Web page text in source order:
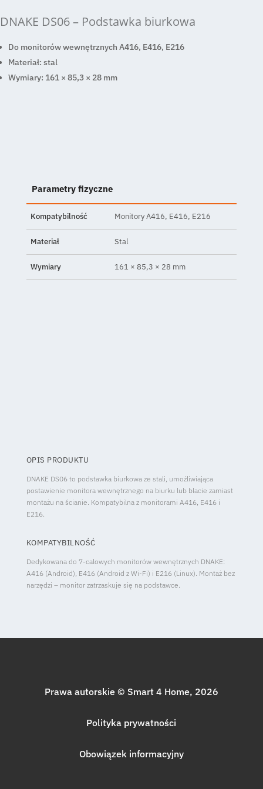
DNAKE DS06– Podstawka biurkowa
Do monitorów wewnętrznych A416, E416, E216
Materiał: stal
Wymiary: 161 × 85,3 × 28 mm
Parametry fizyczne
Kompatybilność Monitory A416, E416, E216
Materiał Stal
Wymiary 161 × 85,3 × 28 mm
OPIS PRODUKTU
DNAKE DS06 to podstawka biurkowa ze stali, umożliwiająca
postawienie monitora wewnętrznego na biurku lub blacie zamiast
montażu na ścianie. Kompatybilna z monitorami A416, E416 i
E216.
KOMPATYBILNOŚĆ
Dedykowana do 7-calowych monitorów wewnętrznych DNAKE:
A416 (Android), E416 (Android z Wi-Fi) i E216 (Linux). Montaż bez
narzędzi – monitor zatrzaskuje się na podstawce.
Prawa autorskie © Smart 4 Home, 2026
Polityka prywatności
Obowiązek informacyjny